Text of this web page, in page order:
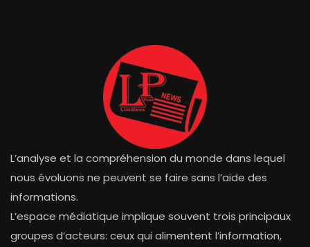
L’analyse et la compréhension du monde dans lequel
nous évoluons ne peuvent se faire sans l’aide des
informations.
L’espace médiatique implique souvent trois principaux
groupes d’acteurs: ceux qui alimentent l’information,